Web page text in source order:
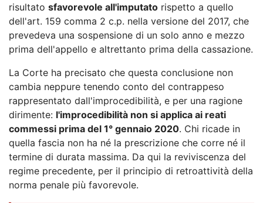
risultato sfavorevole all'imputato rispetto a quello
dell'art. 159 comma 2 c.p. nella versione del 2017, che
prevedeva una sospensione di un solo anno e mezzo
prima dell'appello e altrettanto prima della cassazione.
La Corte ha precisato che questa conclusione non
cambia neppure tenendo conto del contrappeso
rappresentato dall'improcedibilità, e per una ragione
dirimente: l'improcedibilità non si applica ai reati
commessi prima del 1° gennaio 2020. Chi ricade in
quella fascia non ha né la prescrizione che corre né il
termine di durata massima. Da qui la reviviscenza del
regime precedente, per il principio di retroattività della
norma penale più favorevole.